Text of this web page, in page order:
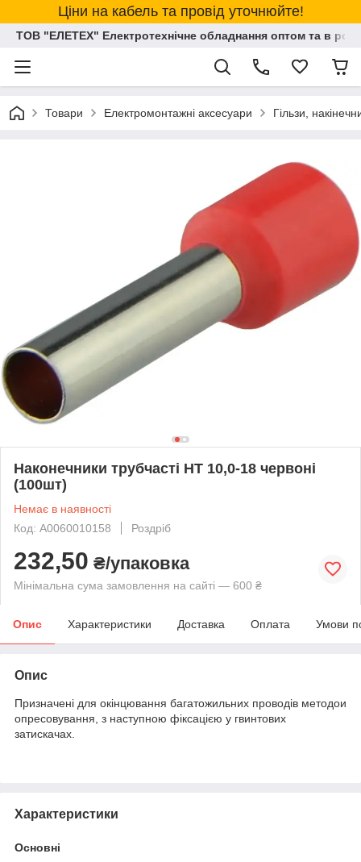
Ціни на кабель та провід уточнюйте!
ТОВ "ЕЛЕТЕХ" Електротехнічне обладнання оптом та в
Товари Електромонтажні аксесуари Гільзи,
Наконечники трубчасті НТ 10,0-18 червоні
(100шт)
Немає в наявності
Код: A0060010158
Роздріб
232,50 ₴/упаковка
Мінімальна сума замовлення на сайті — 600 ₴
Опис Характеристики Доставка Оплата Умови
Опис
Призначені для окінцювання багатожильних проводів методои
опресовування, з наступною фіксацією у гвинтових
затискачах.
Характеристики
Основні